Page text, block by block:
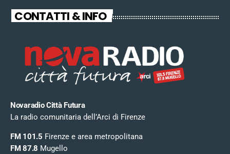
CONTATTI & INFO
Novaradio Città Futura
La radio comunitaria dell’Arci di Firenze
FM 101.5 Firenze e area metropolitana
FM 87.8 Mugello